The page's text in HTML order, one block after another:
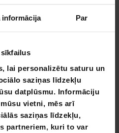
informācija Par
lai personalizētu saturu un
saziņas līdzekļu
datplūsmu. Informāciju
vietni, mēs arī
saziņas līdzekļu,
partneriem, kuri to var
siltumizolācijas
jānotīra no jumta. Garantija
smaguma dēļ uzkrājušos
sienas un jumta materiāls ir
stikls, kā attēlā.